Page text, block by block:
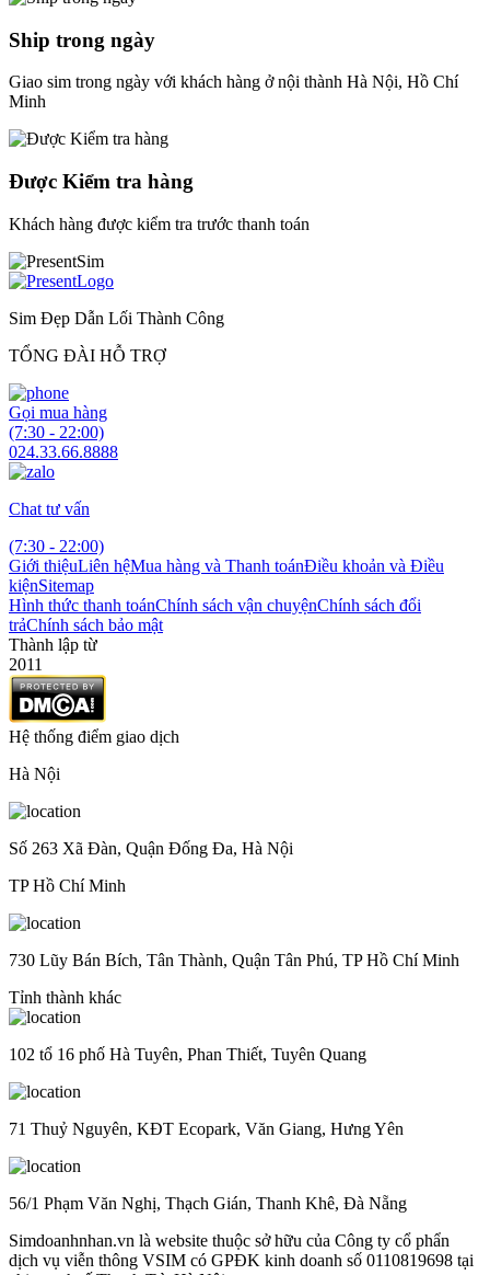
Ship trong ngày
Giao sim trong ngày với khách hàng ở nội thành Hà Nội, Hồ Chí
Minh
Được Kiểm tra hàng
Khách hàng được kiểm tra trước thanh toán
Sim Đẹp Dẫn Lối Thành Công
TỔNG ĐÀI HỖ TRỢ
Gọi mua hàng
(7:30 - 22:00)
024.33.66.8888
Chat tư vấn
(7:30 - 22:00)
Giới thiệuLiên hệMua hàng và Thanh toánĐiều khoản và Điều
kiệnSitemap
Hình thức thanh toánChính sách vận chuyệnChính sách đổi
trảChính sách bảo mật
Thành lập từ
2011
Hệ thống điểm giao dịch
Hà Nội
Số 263 Xã Đàn, Quận Đống Đa, Hà Nội
TP Hồ Chí Minh
730 Lũy Bán Bích, Tân Thành, Quận Tân Phú, TP Hồ Chí Minh
Tỉnh thành khác
102 tổ 16 phố Hà Tuyên, Phan Thiết, Tuyên Quang
71 Thuỷ Nguyên, KĐT Ecopark, Văn Giang, Hưng Yên
56/1 Phạm Văn Nghị, Thạch Gián, Thanh Khê, Đà Nẵng
Simdoanhnhan.vn là website thuộc sở hữu của Công ty cổ phẩn
dịch vụ viễn thông VSIM có GPĐK kinh doanh số 0110819698 tại